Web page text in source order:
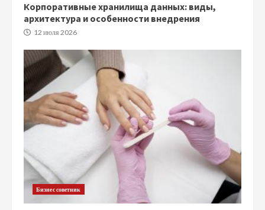
Корпоративные хранилища данных: виды,
архитектура и особенности внедрения
12 июля 2026
Бизнес советник